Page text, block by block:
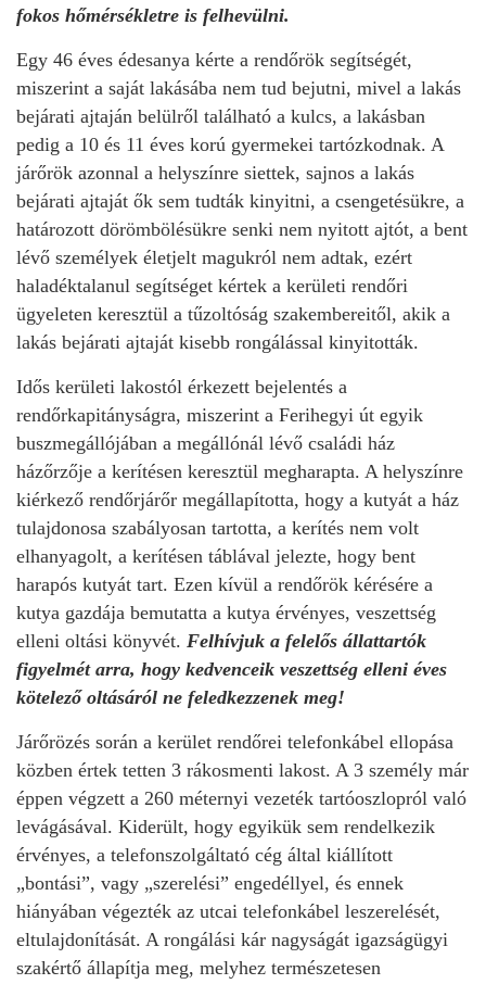
fokos hőmérsékletre is felhevülni.
Egy 46 éves édesanya kérte a rendőrök segítségét,
miszerint a saját lakásába nem tud bejutni, mivel a lakás
bejárati ajtaján belülről található a kulcs, a lakásban
pedig a 10 és 11 éves korú gyermekei tartózkodnak. A
járőrök azonnal a helyszínre siettek, sajnos a lakás
bejárati ajtaját ők sem tudták kinyitni, a csengetésükre, a
határozott dörömbölésükre senki nem nyitott ajtót, a bent
lévő személyek életjelt magukról nem adtak, ezért
haladéktalanul segítséget kértek a kerületi rendőri
ügyeleten keresztül a tűzoltóság szakembereitől, akik a
lakás bejárati ajtaját kisebb rongálással kinyitották.
Idős kerületi lakostól érkezett bejelentés a
rendőrkapitányságra, miszerint a Ferihegyi út egyik
buszmegállójában a megállónál lévő családi ház
házőrzője a kerítésen keresztül megharapta. A helyszínre
kiérkező rendőrjárőr megállapította, hogy a kutyát a ház
tulajdonosa szabályosan tartotta, a kerítés nem volt
elhanyagolt, a kerítésen táblával jelezte, hogy bent
harapós kutyát tart. Ezen kívül a rendőrök kérésére a
kutya gazdája bemutatta a kutya érvényes, veszettség
elleni oltási könyvét. Felhívjuk a felelős állattartók
figyelmét arra, hogy kedvenceik veszettség elleni éves
kötelező oltásáról ne feledkezzenek meg!
Járőrözés során a kerület rendőrei telefonkábel ellopása
közben értek tetten 3 rákosmenti lakost. A 3 személy már
éppen végzett a 260 méternyi vezeték tartóoszlopról való
levágásával. Kiderült, hogy egyikük sem rendelkezik
érvényes, a telefonszolgáltató cég által kiállított
„bontási”, vagy „szerelési” engedéllyel, és ennek
hiányában végezték az utcai telefonkábel leszerelését,
eltulajdonítását. A rongálási kár nagyságát igazságügyi
szakértő állapítja meg, melyhez természetesen